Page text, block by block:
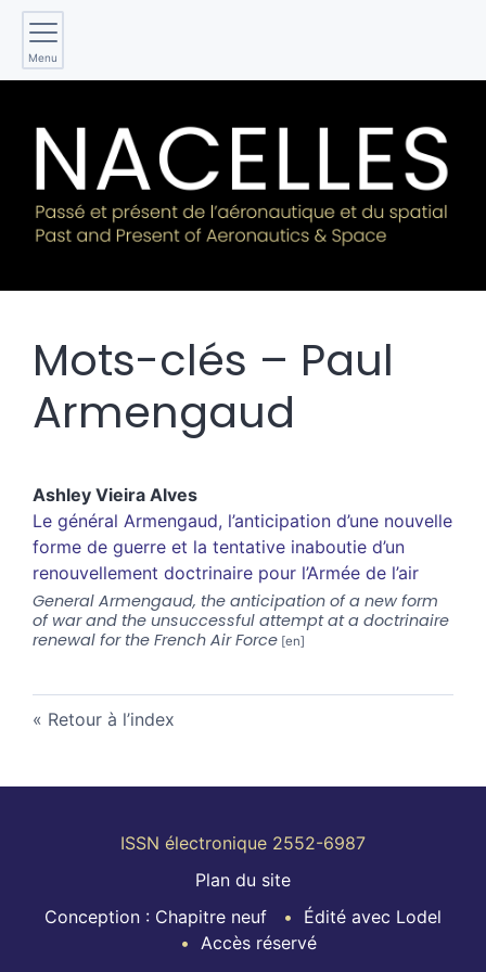
Menu
Mots-clés – Paul
Armengaud
Ashley Vieira Alves
Le général Armengaud, l’anticipation d’une nouvelle
forme de guerre et la tentative inaboutie d’un
renouvellement doctrinaire pour l’Armée de l’air
General Armengaud, the anticipation of a new form
of war and the unsuccessful attempt at a doctrinaire
renewal for the French Air Force
Retour à l’index
ISSN électronique 2552-6987
Plan du site
Conception : Chapitre neuf
Édité avec Lodel
Accès réservé